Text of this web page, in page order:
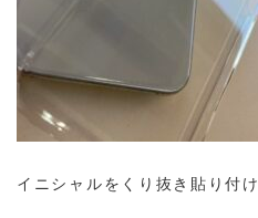
イニシャルをくり抜き貼り付け